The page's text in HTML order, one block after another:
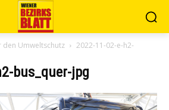
den Umweltschutz
2022-11-02-e-h2-
bus_quer-jpg